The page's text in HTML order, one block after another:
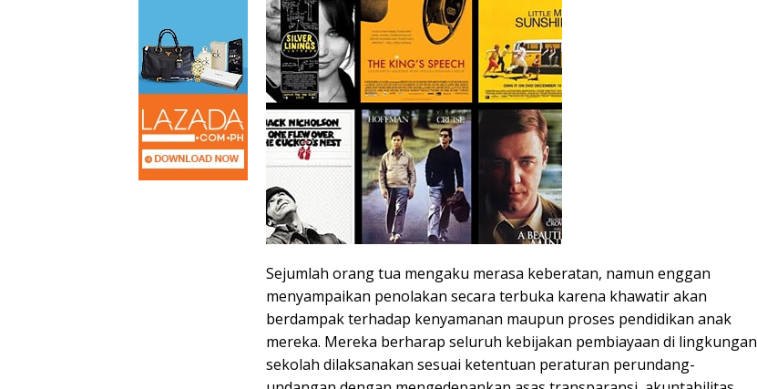
Sejumlah orang tua mengaku merasa keberatan, namun enggan
menyampaikan penolakan secara terbuka karena khawatir akan
berdampak terhadap kenyamanan maupun proses pendidikan anak
mereka. Mereka berharap seluruh kebijakan pembiayaan di lingkungan
sekolah dilaksanakan sesuai ketentuan peraturan perundang-